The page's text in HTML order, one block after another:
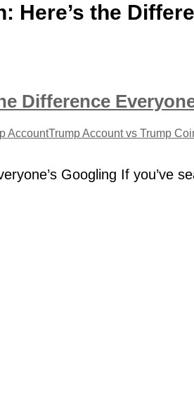
Here’s the
Difference
AccountTrump Account vs Trump
Googling If you’ve